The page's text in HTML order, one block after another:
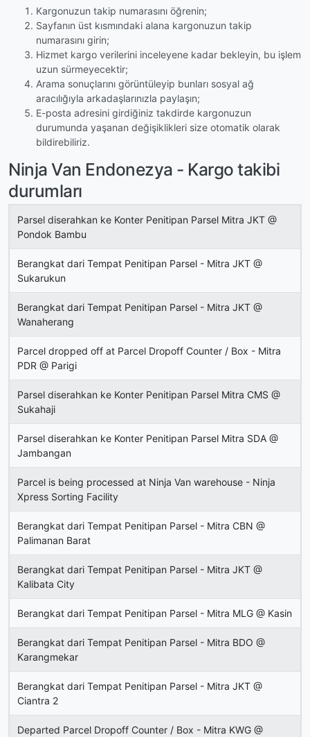
Kargonuzun takip numarasını öğrenin;
Sayfanın üst kısmındaki alana kargonuzun takip
numarasını girin;
Hizmet kargo verilerini inceleyene kadar bekleyin, bu işlem
uzun sürmeyecektir;
Arama sonuçlarını görüntüleyip bunları sosyal ağ
aracılığıyla arkadaşlarınızla paylaşın;
E-posta adresini girdiğiniz takdirde kargonuzun
durumunda yaşanan değişiklikleri size otomatik olarak
bildirebiliriz.
Ninja Van Endonezya - Kargo takibi
durumları
Parsel diserahkan ke Konter Penitipan Parsel Mitra JKT @
Pondok Bambu
Berangkat dari Tempat Penitipan Parsel - Mitra JKT @
Sukarukun
Berangkat dari Tempat Penitipan Parsel - Mitra JKT @
Wanaherang
Parcel dropped off at Parcel Dropoff Counter / Box - Mitra
PDR @ Parigi
Parsel diserahkan ke Konter Penitipan Parsel Mitra CMS @
Sukahaji
Parsel diserahkan ke Konter Penitipan Parsel Mitra SDA @
Jambangan
Parcel is being processed at Ninja Van warehouse - Ninja
Xpress Sorting Facility
Berangkat dari Tempat Penitipan Parsel - Mitra CBN @
Palimanan Barat
Berangkat dari Tempat Penitipan Parsel - Mitra JKT @
Kalibata City
Berangkat dari Tempat Penitipan Parsel - Mitra MLG @ Kasin
Berangkat dari Tempat Penitipan Parsel - Mitra BDO @
Karangmekar
Berangkat dari Tempat Penitipan Parsel - Mitra JKT @
Ciantra 2
Departed Parcel Dropoff Counter / Box - Mitra KWG @